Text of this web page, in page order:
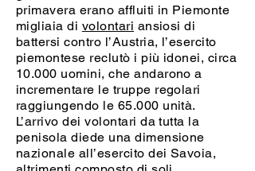
primavera erano affluiti in Piemonte
migliaia di volontari ansiosi di
battersi contro l’Austria, l’esercito
piemontese reclutò i più idonei, circa
10.000 uomini, che andarono a
incrementare le truppe regolari
raggiungendo le 65.000 unità.
L’arrivo dei volontari da tutta la
penisola diede una dimensione
nazionale all’esercito dei Savoia,